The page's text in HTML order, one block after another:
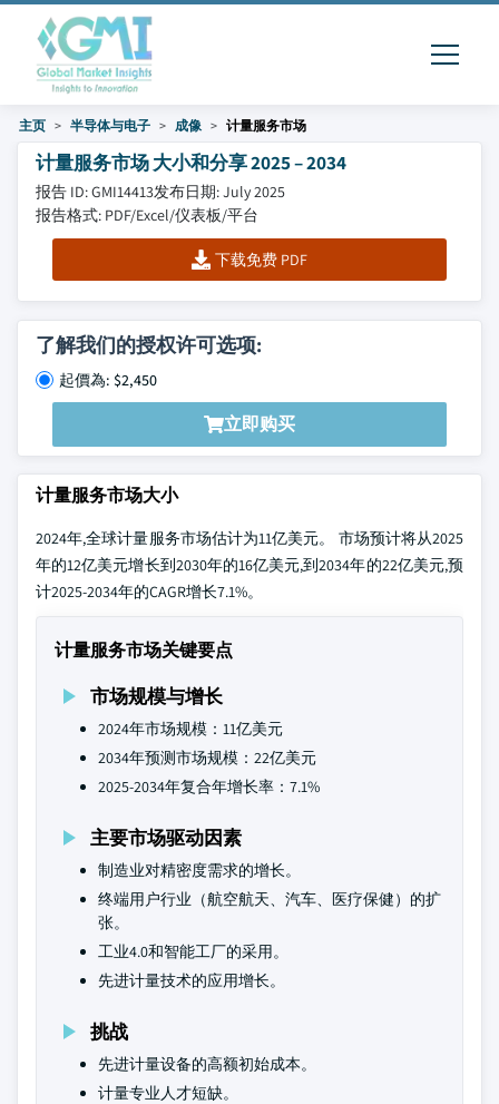
主页 半导体与电子 成像 计量服务市场
计量服务市场 大小和分享 2025 – 2034
报告 ID: GMI14413发布日期: July 2025
报告格式: PDF/Excel/仪表板/平台
下载免费 PDF
了解我们的授权许可选项:
起價為: $2,450
立即购买
计量服务市场大小
2024年,全球计量服务市场估计为11亿美元。 市场预计将从2025
年的12亿美元增长到2030年的16亿美元,到2034年的22亿美元,预
计2025-2034年的CAGR增长7.1%。
计量服务市场关键要点
市场规模与增长
2024年市场规模：11亿美元
2034年预测市场规模：22亿美元
2025-2034年复合年增长率：7.1%
主要市场驱动因素
制造业对精密度需求的增长。
终端用户行业（航空航天、汽车、医疗保健）的扩
张。
工业4.0和智能工厂的采用。
先进计量技术的应用增长。
挑战
先进计量设备的高额初始成本。
计量专业人才短缺。